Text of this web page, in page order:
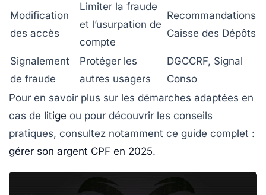
Modification
des accès
Limiter la fraude
et l’usurpation de
compte
Recommandations
Caisse des Dépôts
Signalement
de fraude
Protéger les
autres usagers
DGCCRF, Signal
Conso
Pour en savoir plus sur les démarches adaptées en
cas de litige ou pour découvrir les conseils
pratiques, consultez notamment ce guide complet :
gérer son argent CPF en 2025.